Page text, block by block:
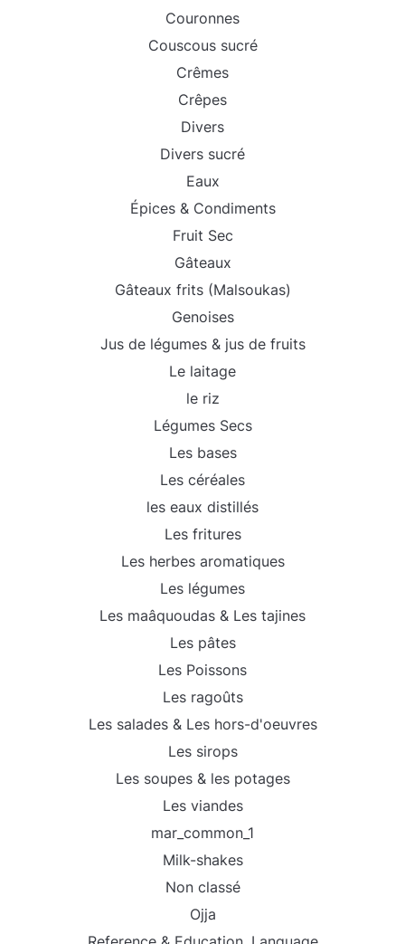
Couronnes
Couscous sucré
Crêmes
Crêpes
Divers
Divers sucré
Eaux
Épices & Condiments
Fruit Sec
Gâteaux
Gâteaux frits (Malsoukas)
Genoises
Jus de légumes & jus de fruits
Le laitage
le riz
Légumes Secs
Les bases
Les céréales
les eaux distillés
Les fritures
Les herbes aromatiques
Les légumes
Les maâquoudas & Les tajines
Les pâtes
Les Poissons
Les ragoûts
Les salades & Les hors-d'oeuvres
Les sirops
Les soupes & les potages
Les viandes
mar_common_1
Milk-shakes
Non classé
Ojja